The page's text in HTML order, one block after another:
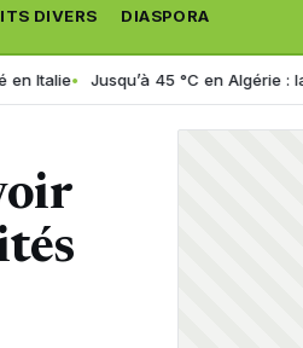
DIVERS DIASPORA
45 °C en Algérie : la canicule se